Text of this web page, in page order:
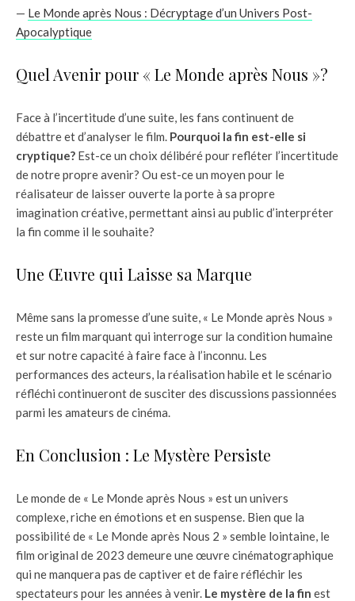
— Le Monde après Nous : Décryptage d’un Univers Post-
Apocalyptique
Quel Avenir pour « Le Monde après Nous »?
Face à l’incertitude d’une suite, les fans continuent de
débattre et d’analyser le film. Pourquoi la fin est-elle si
cryptique? Est-ce un choix délibéré pour refléter l’incertitude
de notre propre avenir? Ou est-ce un moyen pour le
réalisateur de laisser ouverte la porte à sa propre
imagination créative, permettant ainsi au public d’interpréter
la fin comme il le souhaite?
Une Œuvre qui Laisse sa Marque
Même sans la promesse d’une suite, « Le Monde après Nous »
reste un film marquant qui interroge sur la condition humaine
et sur notre capacité à faire face à l’inconnu. Les
performances des acteurs, la réalisation habile et le scénario
réfléchi continueront de susciter des discussions passionnées
parmi les amateurs de cinéma.
En Conclusion : Le Mystère Persiste
Le monde de « Le Monde après Nous » est un univers
complexe, riche en émotions et en suspense. Bien que la
possibilité de « Le Monde après Nous 2 » semble lointaine, le
film original de 2023 demeure une œuvre cinématographique
qui ne manquera pas de captiver et de faire réfléchir les
spectateurs pour les années à venir. Le mystère de la fin est